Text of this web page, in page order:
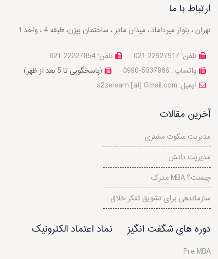
ارتباط با ما
تهران ، بلوار میرداماد ، میدان مادر ، ساختمان بیژن، طبقه 4 ، واحد 1
تلفن: 22227854-021
تلفن: 22927917-021
(پاسخگویی تا 5 بعد از ظهر)
واتساپ : 5037986-0990
a2zelearn [at] Gmail.com :ایمیل
آخرین مقالات
مدیریت سکوت مشتری
مدیریت دانش
مدرک MBA چیست؟
سازماندهی برای تشویق تفکر خلاق
دوره های شگفت انگیز
Pre MBA
نماد اعتماد الکترونیک